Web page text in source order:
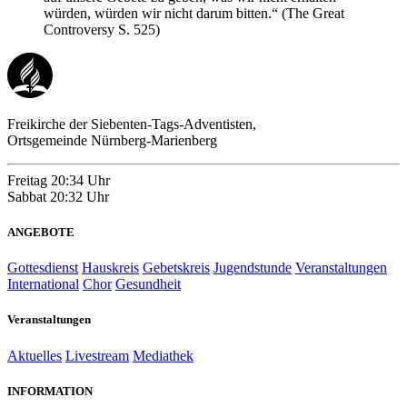
würden, würden wir nicht darum bitten.“ (The Great
Controversy S. 525)
Freikirche der Siebenten-Tags-Adventisten,
Ortsgemeinde Nürnberg-Marienberg
Freitag 20:34 Uhr
Sabbat 20:32 Uhr
ANGEBOTE
Gottesdienst Hauskreis Gebetskreis Jugendstunde Veranstaltungen
International Chor Gesundheit
Veranstaltungen
Aktuelles Livestream Mediathek
INFORMATION